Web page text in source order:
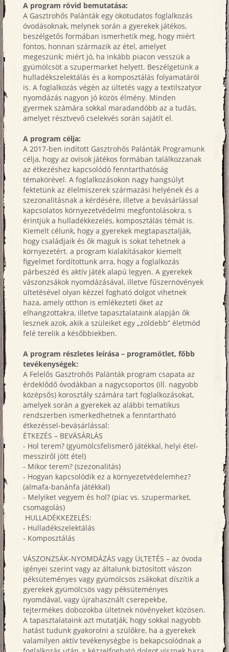
A program rövid bemutatása:
A Gasztrohős Palánták egy ökotudatos foglalkozás
óvodásoknak, melynek során a gyerekek játékos,
beszélgetős formában ismerhetik meg, hogy miért
fontos, honnan származik az étel, amelyet
megeszünk; miért jó, ha inkább piacon vesszük a
gyümölcsöt a szupermarket helyett. Beszélgetünk a
hulladékszelektálás és a komposztálás folyamatáról
is. A foglalkozás végén az ültetés vagy a textilszatyor
nyomdázás nagyon jó közös élmény. Minden
gyermek számára sokkal maradandóbb az a tudás,
amelyet résztvevő cselekvés során sajátít el.
A program célja:
A 2017-ben indított Gasztrohős Palánták Programunk
célja, hogy az ovisok játékos formában találkozzanak
az étkezéshez kapcsolódó fenntarthatóság
témakörével. A foglalkozásokon nagy hangsúlyt
fektetünk az élelmiszerek származási helyének és a
szezonalitásnak a kérdésére, illetve a bevásárlással
kapcsolatos környezetvédelmi megfontolásokra, s
érintjük a hulladékkezelés, komposztálás témát is.
Kiemelt célunk, hogy a gyerekek megtapasztalják,
hogy családjaik és ők maguk is sokat tehetnek a
környezetért. a program kialakításakor kiemelt
figyelmet fordítottunk arra, hogy a foglalkozás
párbeszéd és aktív játék alapú legyen. A gyerekek
vászonzsákok nyomdázásával, illetve fűszernövények
ültetésével olyan kézzel fogható dolgot vihetnek
haza, amely otthon is emlékezteti őket az
elhangzottakra, illetve tapasztalataink alapján ők
lesznek azok, akik a szüleiket egy „zöldebb” életmód
felé terelik a későbbiekben.
A program részletes leírása – programötlet, főbb
tevékenységek:
A Felelős Gasztrohős Palánták program csapata az
érdeklődő óvodákban a nagycsoportos (ill. nagyobb
középsős) korosztály számára tart foglalkozásokat,
amelyek során a gyerekek az alábbi tematikus
rendszerben ismerkedhetnek a fenntartható
étkezéssel-bevásárlással:
ÉTKEZÉS – BEVÁSÁRLÁS
- Hol terem? (gyümölcsfelismerő játékkal, helyi étel-
messziről jött étel)
- Mikor terem? (szezonalitás)
- Hogyan kapcsolódik ez a környezetvédelemhez?
(almafa-banánfa játékkal)
- Melyiket vegyem és hol? (piac vs. szupermarket,
csomagolás)
HULLADÉKKEZELÉS:
- Hulladékszelektálás
- Komposztálás
VÁSZONZSÁK-NYOMDÁZÁS vagy ÜLTETÉS – az óvoda
igényei szerint vagy az általunk biztosított vászon
péksüteményes vagy gyümölcsös zsákokat díszítik a
gyerekek gyümölcsös vagy péksüteményes
nyomdával, vagy újrahasznált cserepekbe,
tejtermékes dobozokba ültetnek növényeket közösen.
A tapasztalataink azt mutatják, hogy sokkal nagyobb
hatást tudunk gyakorolni a szülőkre, ha a gyerekek
valamilyen aktív tevékenységbe is bekapcsolódnak a